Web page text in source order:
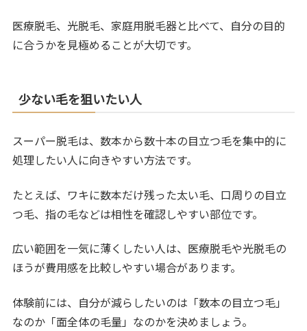
医療脱毛、光脱毛、家庭用脱毛器と比べて、自分の目的
に合うかを見極めることが大切です。
少ない毛を狙いたい人
スーパー脱毛は、数本から数十本の目立つ毛を集中的に
処理したい人に向きやすい方法です。
たとえば、ワキに数本だけ残った太い毛、口周りの目立
つ毛、指の毛などは相性を確認しやすい部位です。
広い範囲を一気に薄くしたい人は、医療脱毛や光脱毛の
ほうが費用感を比較しやすい場合があります。
体験前には、自分が減らしたいのは「数本の目立つ毛」
なのか「面全体の毛量」なのかを決めましょう。